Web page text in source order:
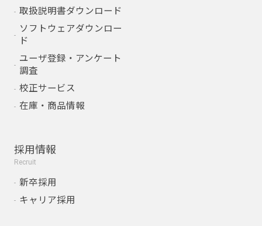
取扱説明書ダウンロード
ソフトウェアダウンロー
ド
ユーザ登録・アンケート
調査
校正サービス
在庫・商品情報
採用情報
Recruit
新卒採用
キャリア採用